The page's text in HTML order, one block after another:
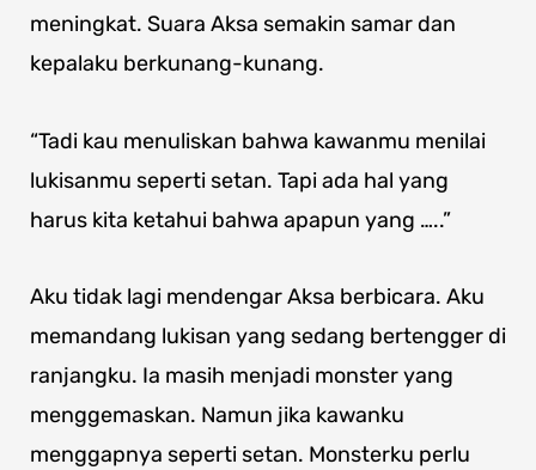
meningkat. Suara Aksa semakin samar dan
kepalaku berkunang-kunang.
“Tadi kau menuliskan bahwa kawanmu menilai
lukisanmu seperti setan. Tapi ada hal yang
harus kita ketahui bahwa apapun yang …..”
Aku tidak lagi mendengar Aksa berbicara. Aku
memandang lukisan yang sedang bertengger di
ranjangku. Ia masih menjadi monster yang
menggemaskan. Namun jika kawanku
menggapnya seperti setan. Monsterku perlu